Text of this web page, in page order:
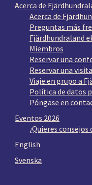
Acerca de
Acerca de
Preguntas más
Fjärdhundraland
Miembros
Reservar una
Reservar una
Viaje en grupo a
Política de datos
Póngase en
Eventos 2026
¿Quieres
English
Svenska